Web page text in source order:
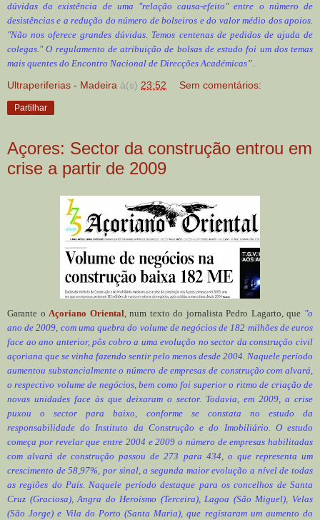
dúvidas da existência de uma "relação causa-efeito" entre o número de
desistências e a redução do número de bolseiros e do valor médio dos apoios.
"Não nos oferece grandes dúvidas. Temos centenas de pedidos de ajuda de
colegas." O regulamento de atribuição de bolsas de estudo foi um dos temas
mais quentes do Encontro Nacional de Direcções Académicas”.
Ultraperiferias - Madeira à(s) 23:52 Sem comentários:
Partilhar
Açores: Sector da construção entrou em
crise a partir de 2009
Garante oAçoriano Oriental, num texto do jornalista Pedro Lagarto, que "o
ano de 2009, com uma quebra do volume de negócios de 182 milhões de euros
face ao ano anterior, pôs cobro a uma evolução no sector da construção civil
açoriana que se vinha fazendo sentir pelo menos desde 2004. Naquele período
aumentou substancialmente o número de empresas de construção com alvará,
o respectivo volume de negócios, bem como foi superior o ritmo de criação de
novas unidades face às que deixaram o sector. Todavia, em 2009, a crise
puxou o sector para baixo, conforme se constata no estudo da
responsabilidade do Instituto da Construção e do Imobiliário. O estudo
começa por revelar que entre 2004 e 2009 o número de empresas habilitadas
com alvará de construção passou de 273 para 434, o que representa um
crescimento de 58,97%, por sinal, a segunda maior evolução a nível de todas
as regiões do País. Naquele período destaque para os concelhos de Santa
Cruz (Graciosa), Angra do Heroísmo (Terceira), Lagoa (São Miguel), Velas
(São Jorge) e Vila do Porto (Santa Maria), que registaram um aumento do